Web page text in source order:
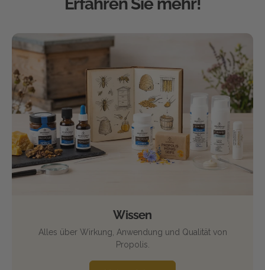
Wissen
Alles über Wirkung, Anwendung und Qualität von
Propolis.